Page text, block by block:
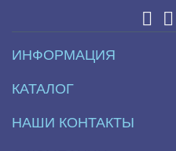
ИНФОРМАЦИЯ
КАТАЛОГ
НАШИ КОНТАКТЫ